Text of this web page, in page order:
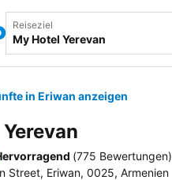
Reiseziel
in Eriwan anzeigen
(775 Bewertungen)
Street, Eriwan, 0025, Armenien